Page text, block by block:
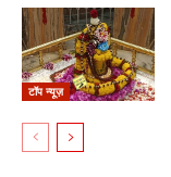
टॉप न्यूज़